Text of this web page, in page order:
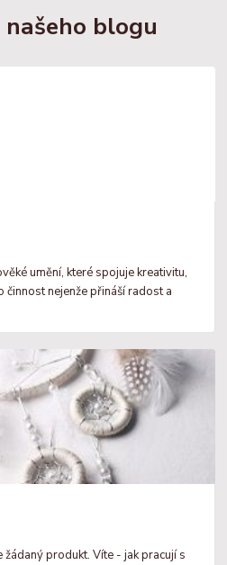
našeho blogu
umění, které spojuje kreativitu,
činnost nejenže přináší radost a
produkt. Víte - jak pracují s